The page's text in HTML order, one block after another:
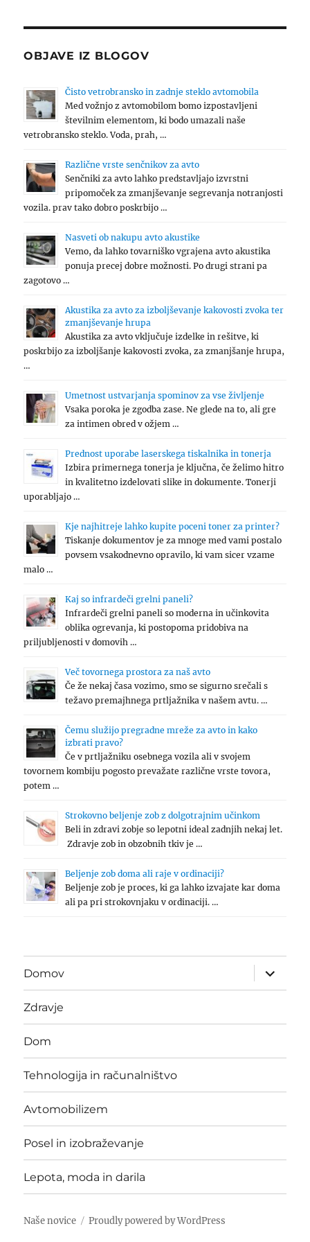
OBJAVE IZ BLOGOV
Čisto vetrobransko in zadnje steklo avtomobila
Med vožnjo z avtomobilom bomo izpostavljeni
številnim elementom, ki bodo umazali naše
vetrobransko steklo. Voda, prah, …
Različne vrste senčnikov za avto
Senčniki za avto lahko predstavljajo izvrstni
pripomoček za zmanjševanje segrevanja notranjosti
vozila. prav tako dobro poskrbijo …
Nasveti ob nakupu avto akustike
Vemo, da lahko tovarniško vgrajena avto akustika
ponuja precej dobre možnosti. Po drugi strani pa
zagotovo …
Akustika za avto za izboljševanje kakovosti zvoka ter
zmanjševanje hrupa
Akustika za avto vključuje izdelke in rešitve, ki
poskrbijo za izboljšanje kakovosti zvoka, za zmanjšanje hrupa,
…
Umetnost ustvarjanja spominov za vse življenje
Vsaka poroka je zgodba zase. Ne glede na to, ali gre
za intimen obred v ožjem …
Prednost uporabe laserskega tiskalnika in tonerja
Izbira primernega tonerja je ključna, če želimo hitro
in kvalitetno izdelovati slike in dokumente. Tonerji
uporabljajo …
Kje najhitreje lahko kupite poceni toner za printer?
Tiskanje dokumentov je za mnoge med vami postalo
povsem vsakodnevno opravilo, ki vam sicer vzame
malo …
Kaj so infrardeči grelni paneli?
Infrardeči grelni paneli so moderna in učinkovita
oblika ogrevanja, ki postopoma pridobiva na
priljubljenosti v domovih …
Več tovornega prostora za naš avto
Če že nekaj časa vozimo, smo se sigurno srečali s
težavo premajhnega prtljažnika v našem avtu. …
Čemu služijo pregradne mreže za avto in kako
izbrati pravo?
Če v prtljažniku osebnega vozila ali v svojem
tovornem kombiju pogosto prevažate različne vrste tovora,
potem …
Strokovno beljenje zob z dolgotrajnim učinkom
Beli in zdravi zobje so lepotni ideal zadnjih nekaj let.
Zdravje zob in obzobnih tkiv je …
Beljenje zob doma ali raje v ordinaciji?
Beljenje zob je proces, ki ga lahko izvajate kar doma
ali pa pri strokovnjaku v ordinaciji. …
Domov
expand
child
menu
Zdravje
Dom
Tehnologija in računalništvo
Avtomobilizem
Posel in izobraževanje
Lepota, moda in darila
Naše novice Proudly powered by WordPress